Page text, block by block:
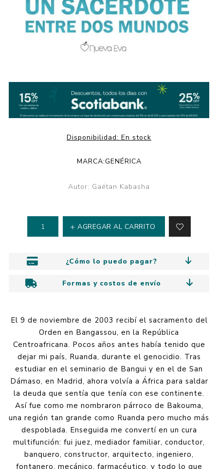
Disponibilidad: En stock
MARCA:GENÉRICA
Autor: Gaétan Kabasha
AGREGAR AL CARRITO
¿Cómo lo puedo pagar?
Formas y costos de envío
El 9 de noviembre de 2003 recibí el sacramento del
Orden en Bangassou, en la República
Centroafricana. Pocos años antes había tenido que
dejar mi país, Ruanda, durante el genocidio. Tras
estudiar en el seminario de Bangui y en el de San
Dámaso, en Madrid, ahora volvía a África para saldar
la deuda que sentía que tenía con ese continente.
Así fue como me nombraron párroco de Bakouma,
una región tan grande como Ruanda pero mucho más
despoblada. Enseguida me convertí en un cura
multifunción: fui juez, mediador familiar, conductor,
banquero, constructor, arquitecto, ingeniero,
fontanero, mecánico, farmacéutico, y todo lo que